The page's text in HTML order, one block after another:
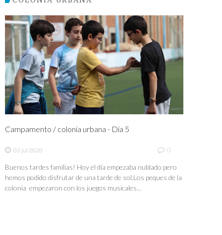
Campamento / colonia urbana - Día 5
03 jul 2020 0
Buenos tardes familias! Hoy el día empezaba nublado pero
hemos podido disfrutar de una tarde de sol.Los peques de la
colonia empezaron con los juegos musicales...